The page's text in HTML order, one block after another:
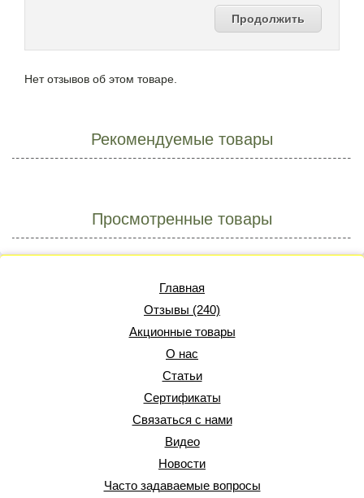
Продолжить
Нет отзывов об этом товаре.
Рекомендуемые товары
Просмотренные товары
Главная
Отзывы (240)
Акционные товары
О нас
Статьи
Сертификаты
Связаться с нами
Видео
Новости
Часто задаваемые вопросы